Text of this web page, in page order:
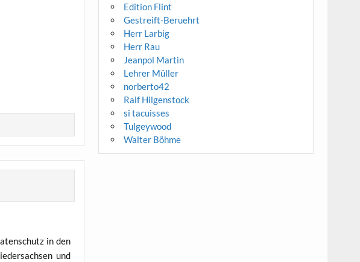
in den
und
Edition Flint
Gestreift-Beruehrt
Herr Larbig
Herr Rau
Jeanpol Martin
Lehrer Müller
norberto42
Ralf Hilgenstock
si tacuisses
Tulgeywood
Walter Böhme